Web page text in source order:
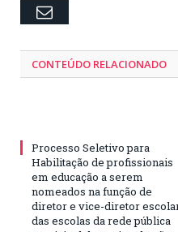
Email
CONTEÚDO RELACIONADO
Processo Seletivo para
Habilitação de profissionais
em educação a serem
nomeados na função de
diretor e vice-diretor
das escolas da rede pública